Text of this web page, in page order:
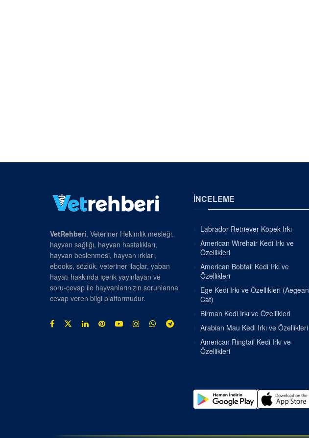
VetRehberi, Veteriner Hekimlik mesleği,
hayvan sağlığı, hayvan hastalıkları,
hayvan beslenmesi, hayvan ırkları,
ebooks, sözlük, veteriner ilaçlar, yaban
hayatı hakkında içerik yayınlayan ve
soru-cevap ile hayvanlarınızın sorunlarına
cevap veren bilgi platformudur.
İNCELEME
Labrador Retriever Köpek Irkı
American Wirehair Kedi Irkı ve
Özellikleri
American Bobtail Kedi Irkı ve
Özellikleri
Ege Kedi Irkı ve Özellikleri (Aegean
Cat)
Birman Kedi Irkı ve Özellikleri
Arabian Mau Kedi Irkı ve Özellikleri
American Ringtail Kedi Irkı ve
Özellikleri